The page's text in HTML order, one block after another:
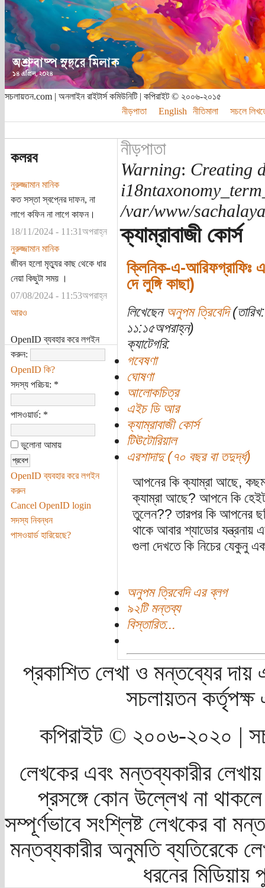
সচলায়তন.com | অনলাইন রাইটার্স কমিউনিটি | কপিরাইট © ২০০৬-২০১৫
নীড়পাতা
English নীতিমালা সচলে
কলরব
নুরুজ্জামান মানিক
কত সস্তা স্বপ্নের দাফন, না
লাগে কফিন না লাগে কাফন।
18/11/2024 - 11:31অপরাহ্ন
নুরুজ্জামান মানিক
জীবন হলো মৃত্যুর কাছ থেকে ধার
নেয়া কিছুটা সময় ।
07/08/2024 - 11:53অপরাহ্ন
আরও
OpenID ব্যবহার করে লগইন
করুন:
OpenID কি?
সদস্য পরিচয়: *
পাসওয়ার্ড: *
ভুলোনা আমায়
OpenID ব্যবহার করে লগইন
করুন
Cancel OpenID login
সদস্য নিবন্ধন
পাসওয়ার্ড হারিয়েছে?
নীড়পাতা
Warning: Creating
/var/www/
ক্যাম্রাবাজী কোর্স
ক্লিনিক-এ-আরিফগ্রাফিঃ
দে লুঙ্গি কাছা)
লিখেছেন অনুপম ত্রিবেদি
১১:১৫অপরাহ্ন)
ক্যাটেগরি:
গবেষণা
ঘোষণা
আলোকচিত্র
এইচ ডি আর
ক্যাম্রাবাজী কোর্স
টিঊটোরিয়াল
এরশাদাদু (৭০ বছর বা তদুর্দ্ধ)
আপনের কি ক্যাম্রা আছে,
ক্যাম্রা আছে? আপনে কি হেইটা
তুলেন?? তারপর কি আপনের
থাকে আবার শ্যাডোর
গুলা দেখতে কি নিচের যেকুনু
অনুপম ত্রিবেদি এর ব্লগ
৯২টি মন্তব্য
বিস্তারিত...
প্রকাশিত লেখা ও মন্তব্যের দায়
সচলায়তন
কপিরাইট © ২০০৬-২০২০ |
লেখকের এবং মন্তব্যকারীর
প্রসঙ্গে কোন উল্লেখ না
সম্পূর্ণভাবে সংশ্লিষ্ট লেখকের বা
মন্তব্যকারীর অনুমতি ব্যতিরেকে
ধরনের মিডিয়ায়